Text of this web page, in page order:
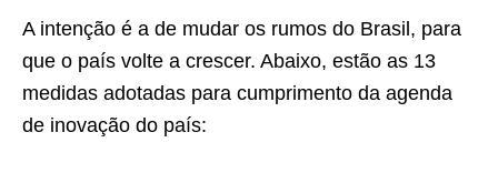
A intenção é a de mudar os rumos do Brasil, para
que o país volte a crescer. Abaixo, estão as 13
medidas adotadas para cumprimento da agenda
de inovação do país: